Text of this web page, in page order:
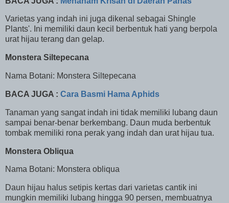
Varietas yang indah ini juga dikenal sebagai Shingle
Plants'. Ini memiliki daun kecil berbentuk hati yang berpola
urat hijau terang dan gelap.
Monstera Siltepecana
Nama Botani: Monstera Siltepecana
BACA JUGA : Cara Basmi Hama Aphids
Tanaman yang sangat indah ini tidak memiliki lubang daun
sampai benar-benar berkembang. Daun muda berbentuk
tombak memiliki rona perak yang indah dan urat hijau tua.
Monstera Obliqua
Nama Botani: Monstera obliqua
Daun hijau halus setipis kertas dari varietas cantik ini
mungkin memiliki lubang hingga 90 persen, membuatnya